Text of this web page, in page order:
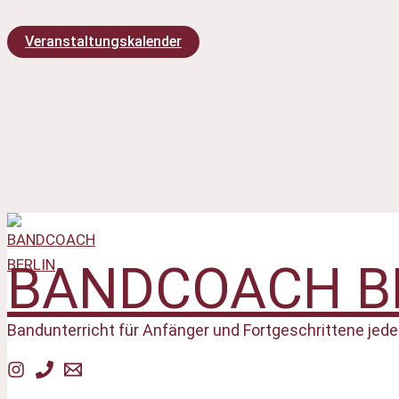
InhaltVeranstaltungskalender
BANDCOACH
Bandunterricht für Anfänger und Fortgeschrittene